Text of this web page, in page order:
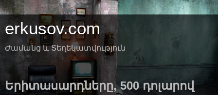
erkusov.com
Ժամանց և Տեղեկատվություն
Երիտասարդները, 500 դոլարով